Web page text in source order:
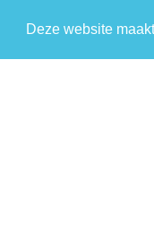
Deze website